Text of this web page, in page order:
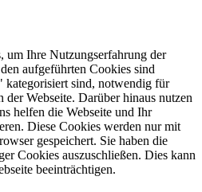
um Ihre Nutzungserfahrung der
aufgeführten Cookies sind
kategorisiert sind, notwendig für
Webseite. Darüber hinaus nutzen
helfen die Webseite und Ihr
Diese Cookies werden nur mit
gespeichert. Sie haben die
Cookies auszuschließen. Dies kann
beeinträchtigen.